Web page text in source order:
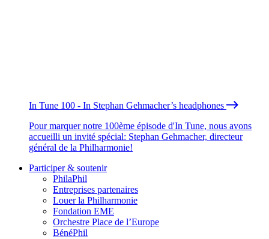
In Tune 100 - In Stephan Gehmacher’s headphones
Pour marquer notre 100ème épisode d'In Tune, nous avons
accueilli un invité spécial: Stephan Gehmacher, directeur
général de la Philharmonie!
Participer & soutenir
PhilaPhil
Entreprises partenaires
Louer la Philharmonie
Fondation EME
Orchestre Place de l’Europe
BénéPhil